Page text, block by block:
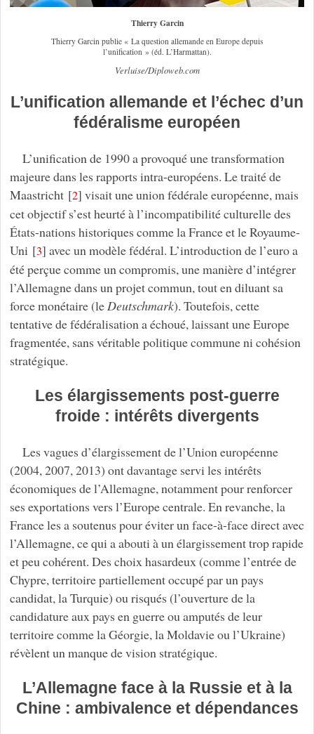
Thierry Garcin
Thierry Garcin publie « La question allemande en Europe depuis
l’unification » (éd. L’Harmattan).
Verluise/Diploweb.com
L’unification allemande et l’échec d’un
fédéralisme européen
L’unification de 1990 a provoqué une transformation
majeure dans les rapports intra-européens. Le traité de
Maastricht[2] visait une union fédérale européenne, mais
cet objectif s’est heurté à l’incompatibilité culturelle des
États-nations historiques comme la France et le Royaume-
Uni [3] avec un modèle fédéral. L’introduction de l’euro a
été perçue comme un compromis, une manière d’intégrer
l’Allemagne dans un projet commun, tout en diluant sa
force monétaire (le Deutschmark). Toutefois, cette
tentative de fédéralisation a échoué, laissant une Europe
fragmentée, sans véritable politique commune ni cohésion
stratégique.
Les élargissements post-guerre
froide : intérêts divergents
Les vagues d’élargissement de l’Union européenne
(2004, 2007, 2013) ont davantage servi les intérêts
économiques de l’Allemagne, notamment pour renforcer
ses exportations vers l’Europe centrale. En revanche, la
France les a soutenus pour éviter un face-à-face direct avec
l’Allemagne, ce qui a abouti à un élargissement trop rapide
et peu cohérent. Des choix hasardeux (comme l’entrée de
Chypre, territoire partiellement occupé par un pays
candidat, la Turquie) ou risqués (l’ouverture de la
candidature aux pays en guerre ou amputés de leur
territoire comme la Géorgie, la Moldavie ou l’Ukraine)
révèlent un manque de vision stratégique.
L’Allemagne face à la Russie et à la
Chine : ambivalence et dépendances